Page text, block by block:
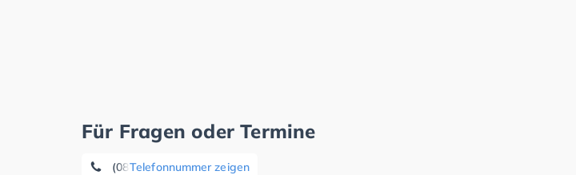
Für Fragen oder Termine
Telefonnummer zeigen
(08807) 63 69